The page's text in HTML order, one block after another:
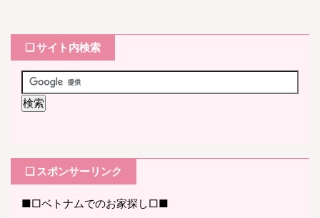
❏ サイト内検索
❏ スポンサーリンク
■□ベトナムでのお家探し□■